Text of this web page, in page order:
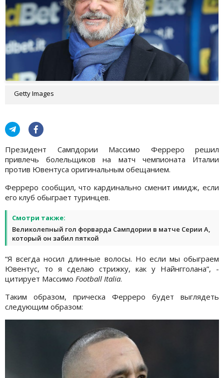
Getty Images
Президент Сампдории Массимо Ферреро решил
привлечь болельщиков на матч чемпионата Италии
против Ювентуса оригинальным обещанием.
Ферреро сообщил, что кардинально сменит имидж, если
его клуб обыграет туринцев.
Смотри также:
Великолепный гол форварда Сампдории в матче Серии А,
который он забил пяткой
“Я всегда носил длинные волосы. Но если мы обыграем
Ювентус, то я сделаю стрижку, как у Найнгголана”, -
цитирует Массимо Football Italia.
Таким образом, прическа Ферреро будет выглядеть
следующим образом: